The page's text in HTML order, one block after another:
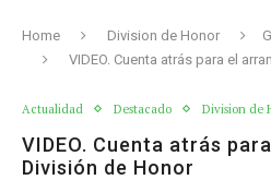
Home Division de Honor
VIDEO. Cuenta atrás para el
Actualidad Destacado Division de
VIDEO. Cuenta atrás
División de Honor